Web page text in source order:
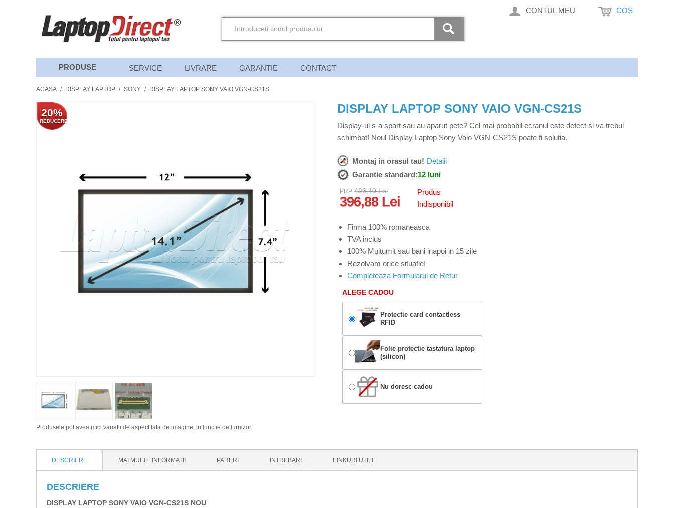
CONTUL MEU COS
PRODUSE SERVICE LIVRARE GARANTIE CONTACT
ACASA / DISPLAY LAPTOP / SONY / DISPLAY LAPTOP SONY VAIO VGN-CS21S
20%
REDUCERE
Produsele pot avea mici variatii de aspect fata de imagine, in functie de furnizor.
DISPLAY LAPTOP SONY VAIO VGN-CS21S
Display-ul s-a spart sau au aparut pete? Cel mai probabil ecranul este defect si va trebui
schimbat! Noul Display Laptop Sony Vaio VGN-CS21S poate fi solutia.
Montaj in orasul tau! Detalii
Garantie standard:12 luni
PRP 496,10 Lei
396,88 Lei
Produs
Indisponibil
Firma 100% romaneasca
TVA inclus
100% Multumit sau bani inapoi in 15 zile
Rezolvam orice situatie!
Completeaza Formularul de Retur
ALEGE CADOU
Protectie card contactless
RFID
Folie protectie tastatura laptop
(silicon)
Nu doresc cadou
DESCRIERE MAI MULTE INFORMATII PARERI INTREBARI LINKURI UTILE
DESCRIERE
DISPLAY LAPTOP SONY VAIO VGN-CS21S NOU